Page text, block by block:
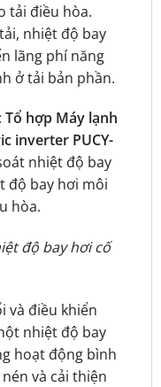
tải điều hòa.
nhiệt độ bay
lãng phí năng
ở tải bản phần.
: Tổ hợp Máy lạnh
inverter PUCY-
nhiệt độ bay
độ bay hơi môi
hòa.
độ bay hơi cố
và điều khiển
nhiệt độ bay
hoạt động bình
và cải thiện